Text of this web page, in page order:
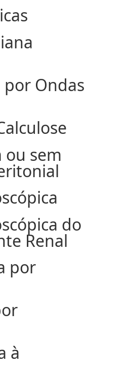
Ondas
ou sem
do
Renal
por
à